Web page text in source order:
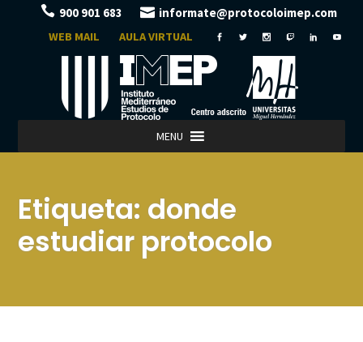
900 901 683 informate@protocoloimep.com
WEB MAIL AULA VIRTUAL
MENU
Etiqueta:donde
estudiar protocolo